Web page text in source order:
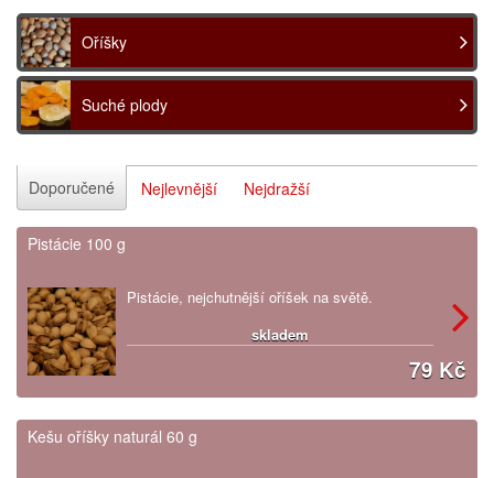
Oříšky
Suché plody
Doporučené Nejlevnější Nejdražší
Pistácie 100 g
Pistácie, nejchutnější oříšek na světě.
skladem
79 Kč
Kešu oříšky naturál 60 g